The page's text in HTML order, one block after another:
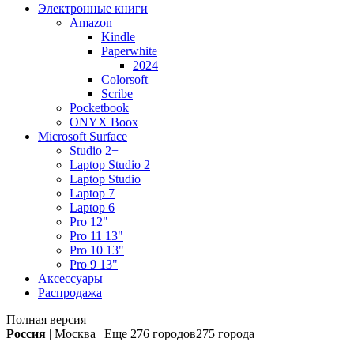
Электронные книги
Amazon
Kindle
Paperwhite
2024
Colorsoft
Scribe
Pocketbook
ONYX Boox
Microsoft Surface
Studio 2+
Laptop Studio 2
Laptop Studio
Laptop 7
Laptop 6
Pro 12"
Pro 11 13"
Pro 10 13"
Pro 9 13"
Аксессуары
Распродажа
Полная версия
Россия | Москва | Еще 276 городов275 города